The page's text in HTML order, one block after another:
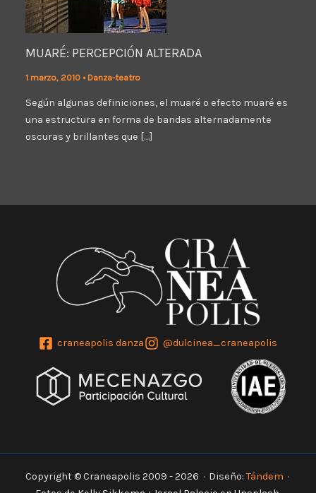
MUARÉ: PERCEPCIÓN ALTERADA
1 marzo, 2010 • Danza-teatro
Según algunas definiciones, el muaré o efecto muaré es
una estructura en forma de bandas alternadamente
oscuras y brillantes que […]
craneapolis danza @dulcinea_craneapolis
Copyright © Craneapolis 2009 - 2026 · Diseño:Tándem ·